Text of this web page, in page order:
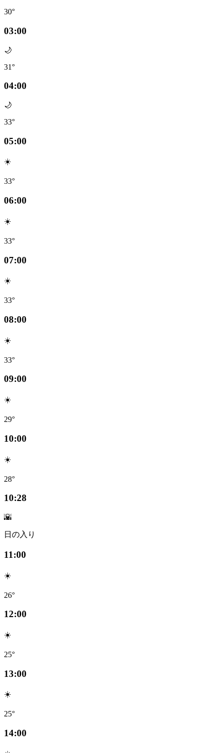
30°
03:00
🌙
31°
04:00
🌙
33°
05:00
☀️
33°
06:00
☀️
33°
07:00
☀️
33°
08:00
☀️
33°
09:00
☀️
29°
10:00
☀️
28°
10:28
🌇
日の入り
11:00
☀️
26°
12:00
☀️
25°
13:00
☀️
25°
14:00